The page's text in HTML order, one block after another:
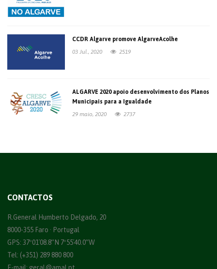
CCDR Algarve promove AlgarveAcolhe
03 Jul., 2020
2519
ALGARVE 2020 apoio desenvolvimento dos Planos
Municipais para a Igualdade
29 maio, 2020
2737
CONTACTOS
R.General Humberto Delgado, 20
8000-355 Faro · Portugal
GPS: 37º01´08.8”N 7º55´40.0”W
Tel: (+351) 289 880 800
E-mail: geral@amal.pt